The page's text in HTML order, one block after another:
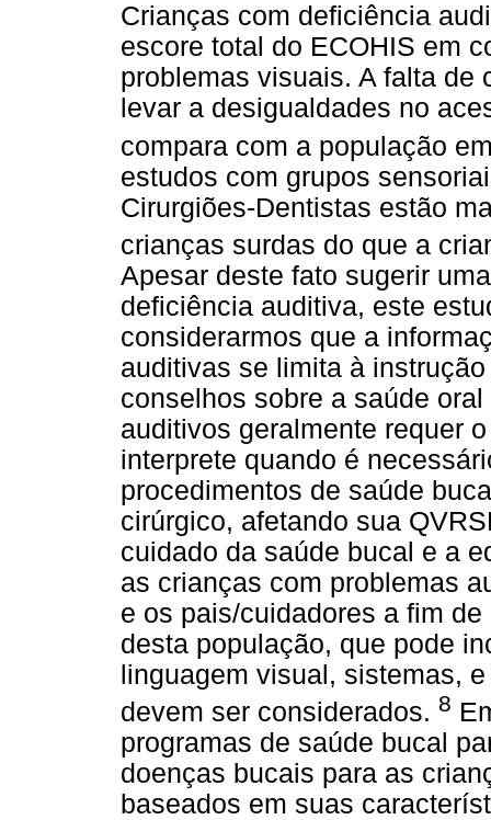
Crianças com deficiência
escore total do ECOHIS em
problemas visuais. A falta de
levar a desigualdades no
compara com a população
estudos com grupos
Cirurgiões-Dentistas estão
crianças surdas do que a
Apesar deste fato sugerir
deficiência auditiva, este
considerarmos que a
auditivas se limita à
conselhos sobre a saúde
auditivos geralmente requer
interprete quando é
procedimentos de saúde
cirúrgico, afetando sua
cuidado da saúde bucal e a
as crianças com problemas
e os pais/cuidadores a fim
desta população, que pode
linguagem visual, sistemas,
devem ser considerados. 8
programas de saúde bucal
doenças bucais para as
baseados em suas